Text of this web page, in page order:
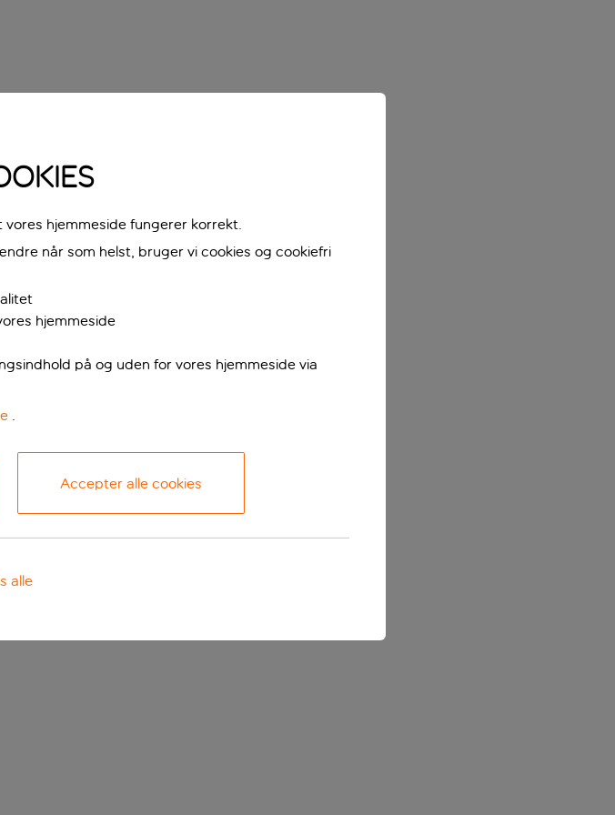
hjemmeside fungerer korrekt.
når som helst, bruger vi cookies og cookiefri
hjemmeside
på og uden for vores hjemmeside via
.
Accepter alle cookies
alle